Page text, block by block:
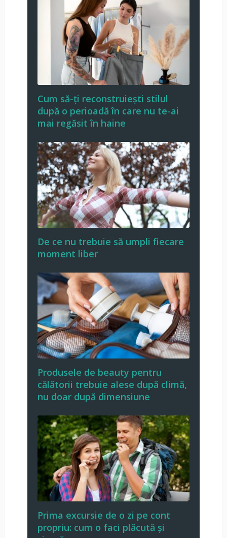
Cum să-ți reconstruiești stilul
după o perioadă în care nu te-ai
mai regăsit în haine
De ce nu trebuie să umpli fiecare
moment liber
Produsele de beauty pentru
călătorii trebuie alese după climă,
nu doar după dimensiune
Prima excursie de o zi pe cont
propriu: cum o faci plăcută și